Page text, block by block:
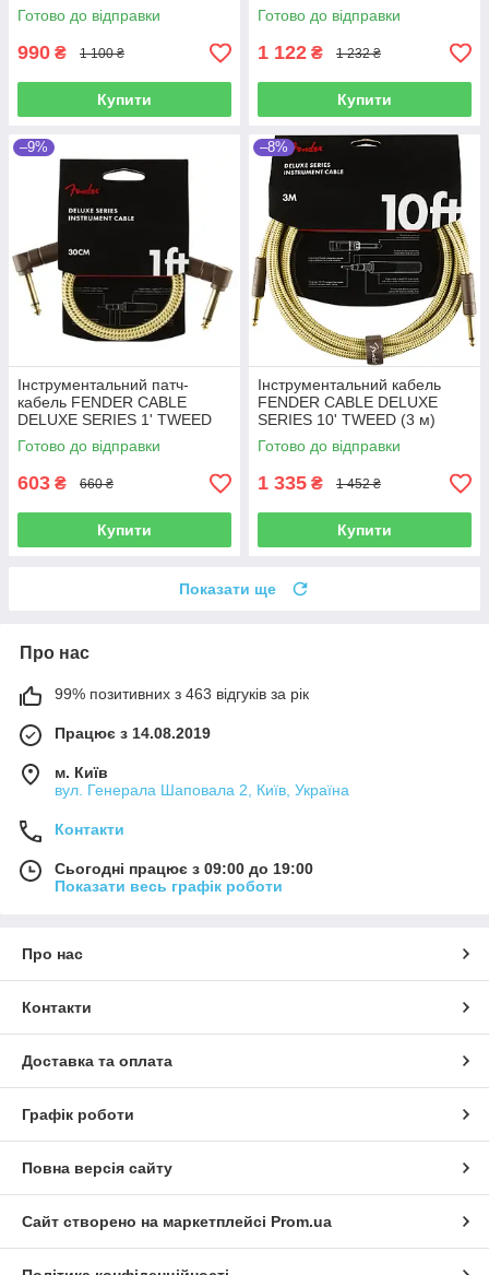
Готово до відправки
990 ₴ 1 100 ₴
Купити
Готово до відправки
1 122 ₴ 1 232 ₴
Купити
–9%
Інструментальний патч-
кабель FENDER CABLE
DELUXE SERIES 1' TWEED
Готово до відправки
603 ₴ 660 ₴
Купити
–8%
Інструментальний кабель
FENDER CABLE DELUXE
SERIES 10' TWEED (3 м)
Готово до відправки
1 335 ₴ 1 452 ₴
Купити
Показати ще
Про нас
99% позитивних з 463 відгуків за рік
Працює з 14.08.2019
м. Київ
вул. Генерала Шаповала 2, Київ, Україна
Контакти
Сьогодні працює з 09:00 до 19:00
Показати весь графік роботи
Про нас
Контакти
Доставка та оплата
Графік роботи
Повна версія сайту
Сайт створено на маркетплейсі Prom.ua